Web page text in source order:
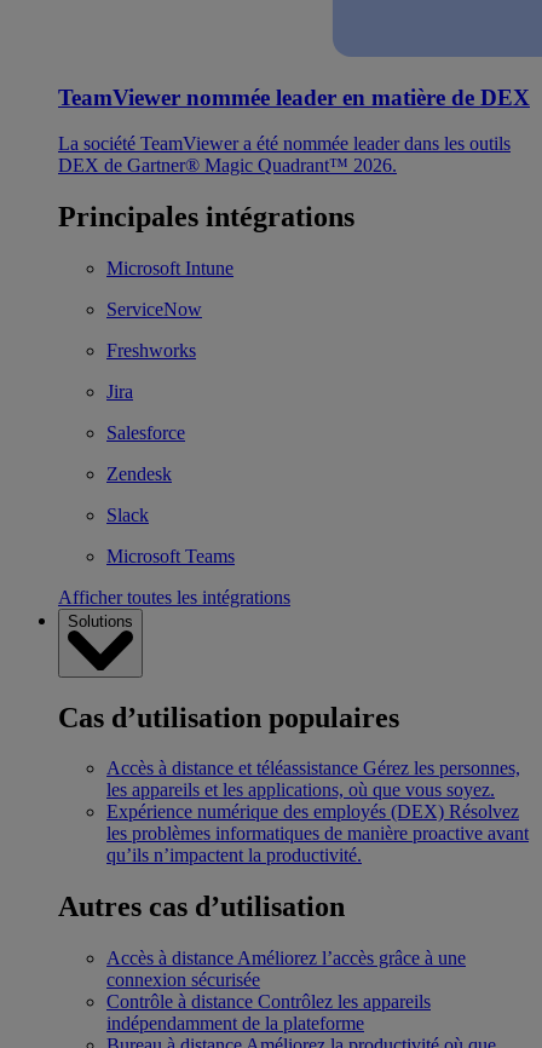
TeamViewer nommée leader en matière de DEX
La société TeamViewer a été nommée leader dans les outils
DEX de Gartner® Magic Quadrant™ 2026.
Principales intégrations
Microsoft Intune
ServiceNow
Freshworks
Jira
Salesforce
Zendesk
Slack
Microsoft Teams
Afficher toutes les intégrations
Solutions
Cas d’utilisation populaires
Accès à distance et téléassistance Gérez les personnes,
les appareils et les applications, où que vous soyez.
Expérience numérique des employés (DEX) Résolvez
les problèmes informatiques de manière proactive avant
qu’ils n’impactent la productivité.
Autres cas d’utilisation
Accès à distance Améliorez l’accès grâce à une
connexion sécurisée
Contrôle à distance Contrôlez les appareils
indépendamment de la plateforme